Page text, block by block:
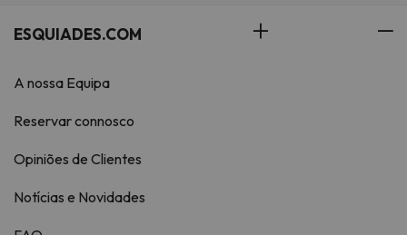
ESQUIADES.COM
A nossa Equipa
Reservar connosco
Opiniões de Clientes
Notícias e Novidades